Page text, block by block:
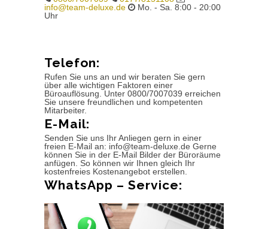
info@team-deluxe.de
Mo. - Sa. 8:00 - 20:00
Uhr
Telefon:
Rufen Sie uns an und wir beraten Sie gern
über alle wichtigen Faktoren einer
Büroauflösung. Unter 0800/7007039 erreichen
Sie unsere freundlichen und kompetenten
Mitarbeiter.
E-Mail:
Senden Sie uns Ihr Anliegen gern in einer
freien E-Mail an: info@team-deluxe.de Gerne
können Sie in der E-Mail Bilder der Büroräume
anfügen. So können wir Ihnen gleich Ihr
kostenfreies Kostenangebot erstellen.
WhatsApp – Service: